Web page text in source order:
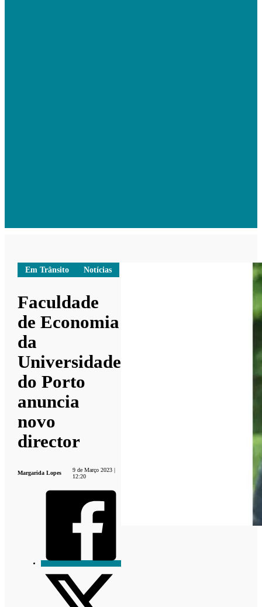
Em Trânsito Notícias
Faculdade
de Economia
da
Universidade
do Porto
anuncia
novo
director
Margarida Lopes
9 de Março 2023 |
12:20